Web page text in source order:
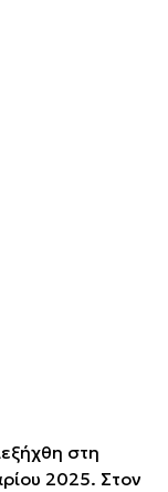
στη
2025. Στον